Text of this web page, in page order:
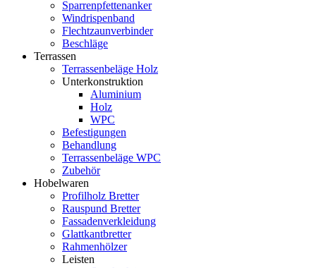
Sparrenpfettenanker
Windrispenband
Flechtzaunverbinder
Beschläge
Terrassen
Terrassenbeläge Holz
Unterkonstruktion
Aluminium
Holz
WPC
Befestigungen
Behandlung
Terrassenbeläge WPC
Zubehör
Hobelwaren
Profilholz Bretter
Rauspund Bretter
Fassadenverkleidung
Glattkantbretter
Rahmenhölzer
Leisten